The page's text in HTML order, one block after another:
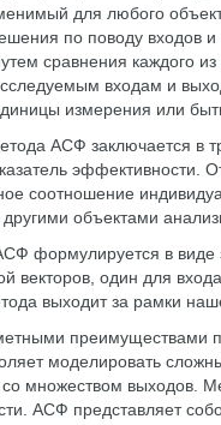
для любого
по поводу входов
сравнения каждого
входам и
измерения или
АСФ заключается в
эффективности.
соотношение
объектами
формулируется в
векторов, один для
выходит за рамки
преимуществами
моделировать
со множеством выходов.
АСФ представляет